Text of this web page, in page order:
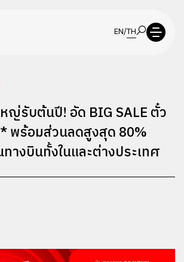
EN/TH
หญ่รับต้นปี! อัด BIG SALE ตั๋ว
พร้อมส่วนลดสูงสุด 80%
างบินทั้งในและต่างประเทศ